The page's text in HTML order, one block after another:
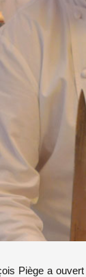
Piège a